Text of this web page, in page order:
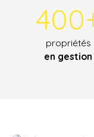
propriétés
en gestion